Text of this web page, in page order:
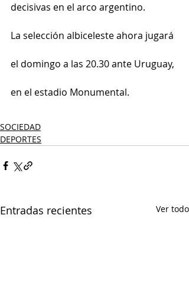
decisivas en el arco argentino.
La selección albiceleste ahora jugará
el domingo a las 20.30 ante Uruguay,
en el estadio Monumental.
SOCIEDAD
DEPORTES
Entradas recientes Ver todo